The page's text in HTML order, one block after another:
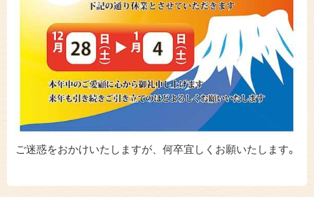
ご迷惑をおかけいたしますが、何卒宜しくお願いたします。